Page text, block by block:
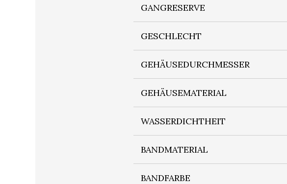
GANGRESERVE
GESCHLECHT
GEHÄUSEDURCHMESSER
GEHÄUSEMATERIAL
WASSERDICHTHEIT
BANDMATERIAL
BANDFARBE